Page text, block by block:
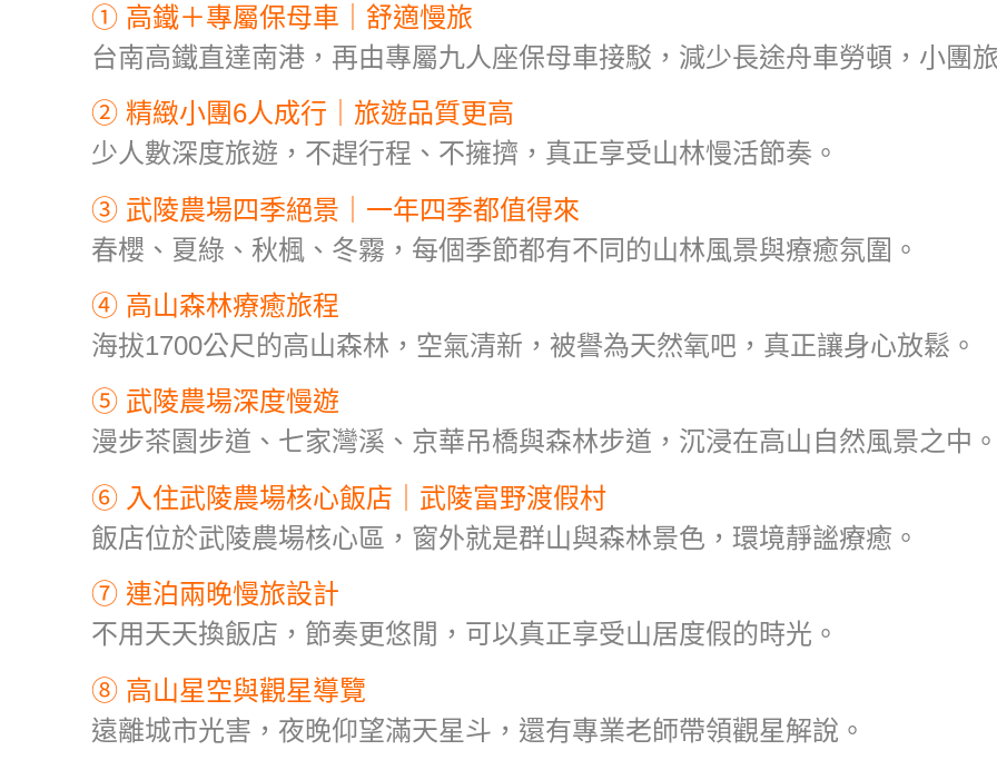
① 高鐵＋專屬保母車｜舒適慢旅
台南高鐵直達南港，再由專屬九人座保母車接駁，減少長途舟車勞頓，小團
② 精緻小團6人成行｜旅遊品質更高
少人數深度旅遊，不趕行程、不擁擠，真正享受山林慢活節奏。
③ 武陵農場四季絕景｜一年四季都值得來
春櫻、夏綠、秋楓、冬霧，每個季節都有不同的山林風景與療癒氛圍。
④ 高山森林療癒旅程
海拔1700公尺的高山森林，空氣清新，被譽為天然氧吧，真正讓身心放鬆。
⑤ 武陵農場深度慢遊
漫步茶園步道、七家灣溪、京華吊橋與森林步道，沉浸在高山自然風景之中
⑥ 入住武陵農場核心飯店｜武陵富野渡假村
飯店位於武陵農場核心區，窗外就是群山與森林景色，環境靜謐療癒。
⑦ 連泊兩晚慢旅設計
不用天天換飯店，節奏更悠閒，可以真正享受山居度假的時光。
⑧ 高山星空與觀星導覽
遠離城市光害，夜晚仰望滿天星斗，還有專業老師帶領觀星解說。